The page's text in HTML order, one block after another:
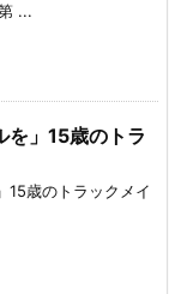
...
を」15歳のトラ
15歳のトラックメイ